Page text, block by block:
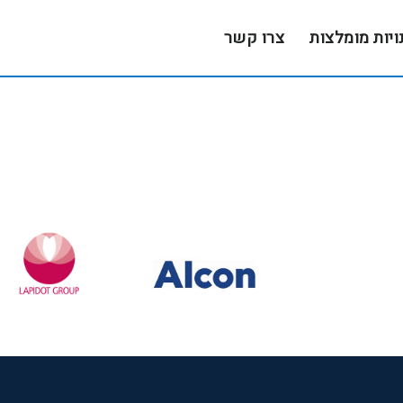
מומלצות צרו קשר